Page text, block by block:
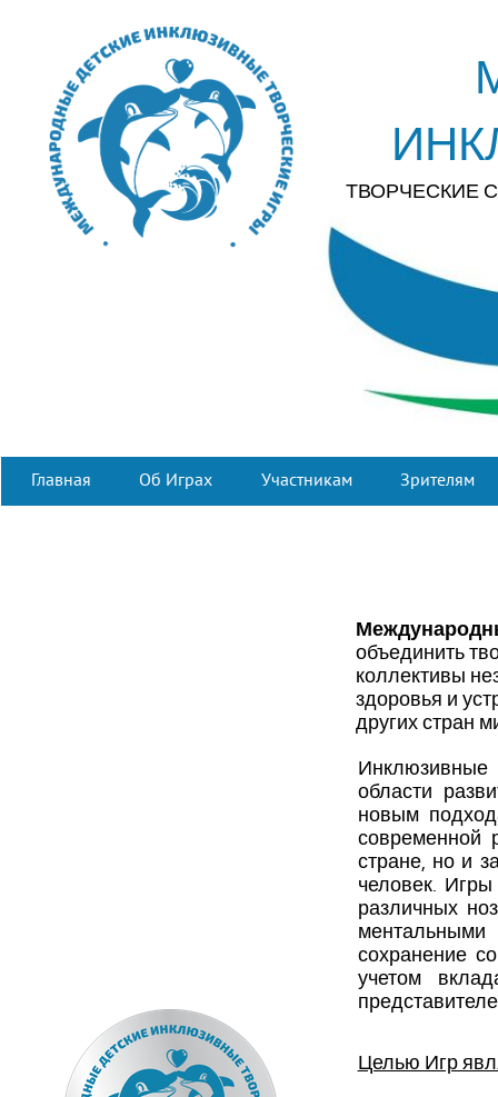
Главная Об Играх Участникам Зрителям
ТВОРЧЕСКИЕ
Инклюзивные
области
новым
современной
стране, но и
человек.
различных
ментальными
сохранение
учетом
Целью Игр
объединить
коллективы
здоровья и
других стран